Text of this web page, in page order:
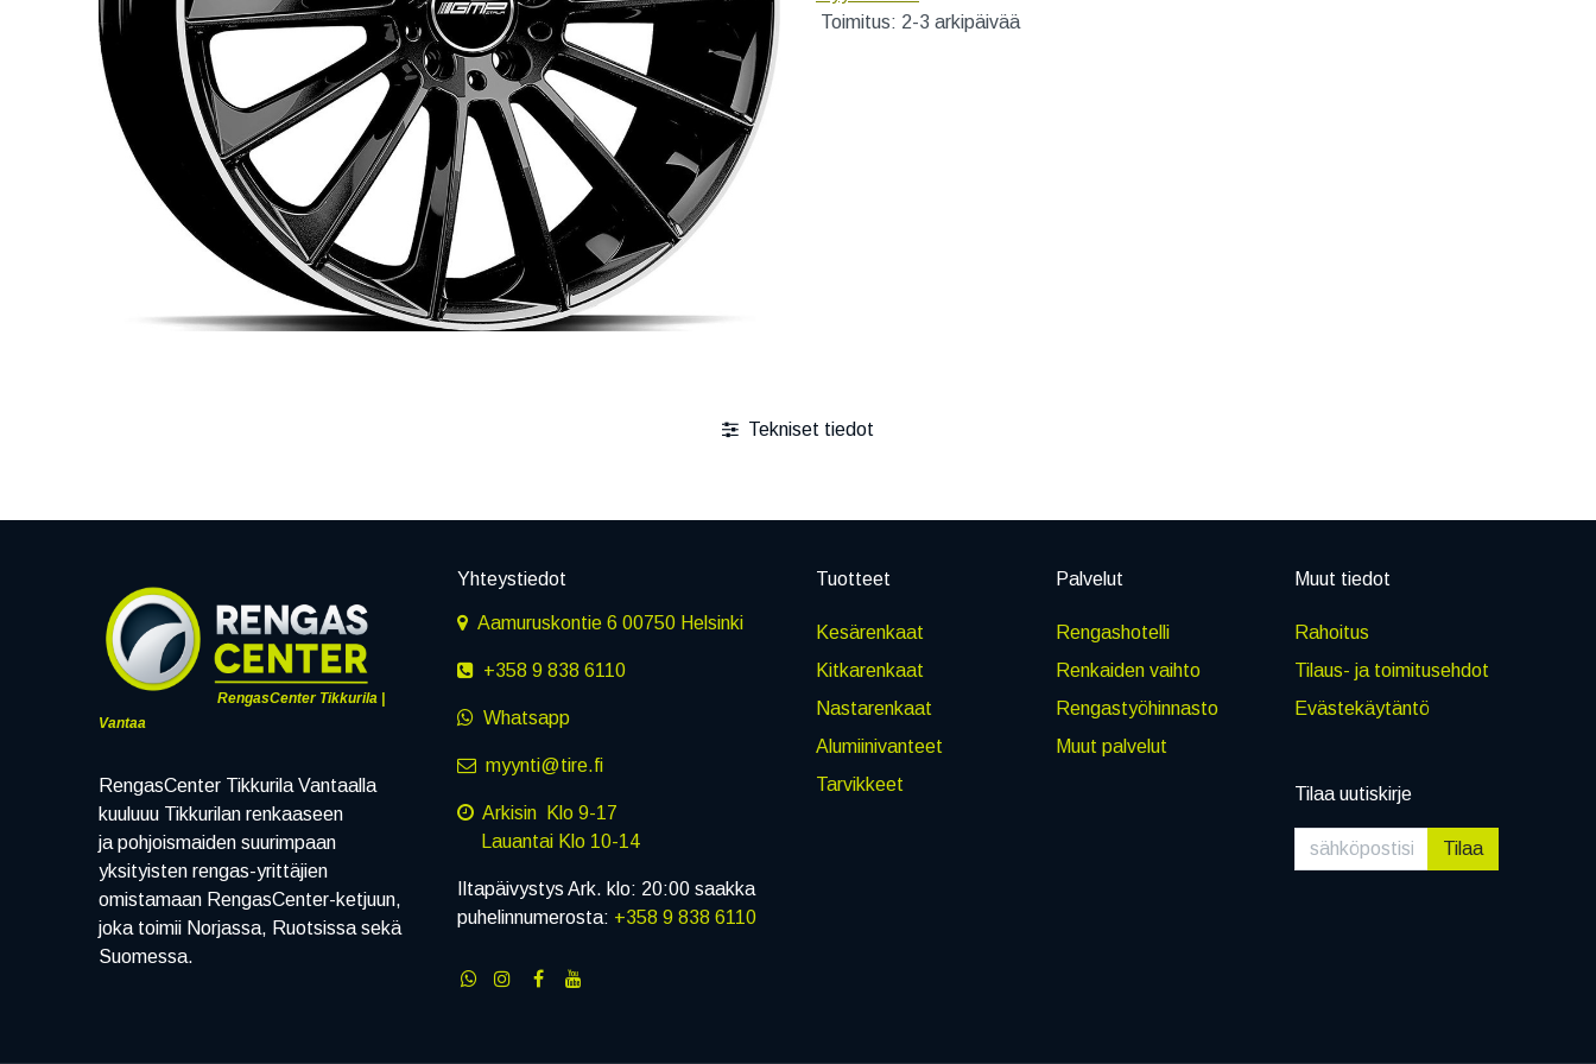
Toimitus: 2-3 arkipäivää
Tekniset tiedot
RengasCenter Tikkurila |
Vantaa
RengasCenter Tikkurila Vantaalla
kuuluuu Tikkurilan renkaaseen
ja pohjoismaiden suurimpaan
yksityisten rengas-yrittäjien
omistamaan RengasCenter-ketjuun,
joka toimii Norjassa, Ruotsissa sekä
Suomessa.
Yhteystiedot
Aamuruskontie 6 00750 Helsinki
+358 9 838 6110
Whatsapp
myynti@tire.fi
Arkisin Klo 9-17
Lauantai Klo 10-14
Iltapäivystys Ark. klo: 20:00 saakka
puhelinnumerosta: +358 9 838 6110
Tuotteet
Kesärenkaat
Kitkarenkaat
Nastarenkaat
Alumiinivanteet
Tarvikkeet
Palvelut
Rengashotelli
Renkaiden vaihto
Rengastyöhinnasto
Muut palvelut
Muut tiedot
Rahoitus
Tilaus- ja toimitusehdot
Evästekäytäntö
Tilaa uutiskirje
Tilaa